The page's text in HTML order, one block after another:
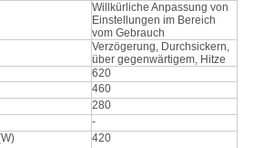
Willkürliche Anpassung von
Einstellungen im Bereich
vom Gebrauch
Verzögerung, Durchsickern,
über gegenwärtigem, Hitze
620
460
280
-
420